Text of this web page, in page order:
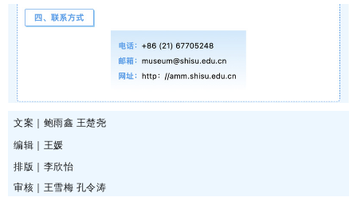
文案｜鲍雨鑫 王楚尧
编辑｜王媛
排版｜李欣怡
审核｜王雪梅 孔令涛